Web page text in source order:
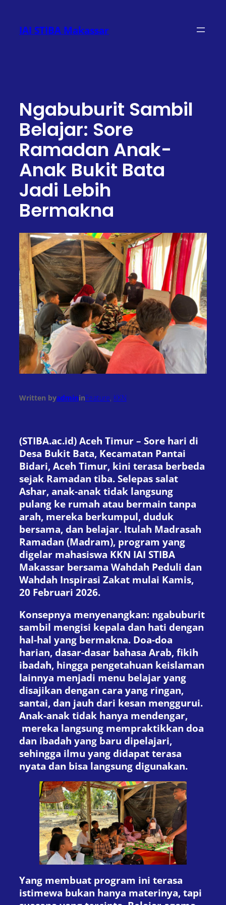
konten
IAI STIBA Makassar
Ngabuburit Sambil
Belajar: Sore
Ramadan Anak-
Anak Bukit Bata
Jadi Lebih
Bermakna
Written byadmininFeature, KKN
(STIBA.ac.id) Aceh Timur – Sore hari di
Desa Bukit Bata, Kecamatan Pantai
Bidari, Aceh Timur, kini terasa berbeda
sejak Ramadan tiba. Selepas salat
Ashar, anak-anak tidak langsung
pulang ke rumah atau bermain tanpa
arah, mereka berkumpul, duduk
bersama, dan belajar. Itulah Madrasah
Ramadan (Madram), program yang
digelar mahasiswa KKN IAI STIBA
Makassar bersama Wahdah Peduli dan
Wahdah Inspirasi Zakat mulai Kamis,
20 Februari 2026.
Konsepnya menyenangkan: ngabuburit
sambil mengisi kepala dan hati dengan
hal-hal yang bermakna. Doa-doa
harian, dasar-dasar bahasa Arab, fikih
ibadah, hingga pengetahuan keislaman
lainnya menjadi menu belajar yang
disajikan dengan cara yang ringan,
santai, dan jauh dari kesan menggurui.
Anak-anak tidak hanya mendengar,
mereka langsung mempraktikkan doa
dan ibadah yang baru dipelajari,
sehingga ilmu yang didapat terasa
nyata dan bisa langsung digunakan.
Yang membuat program ini terasa
istimewa bukan hanya materinya, tapi